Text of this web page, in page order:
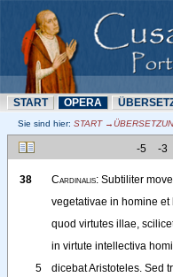
START OPERA
Sie sind hier: START
-5 -3
38 Cardinalis: Subtiliter
vegetativae in homine et
quod virtutes illae,
in virtute intellectiva
5
dicebatAristoteles. Sed